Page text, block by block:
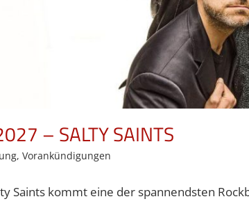
– SALTY SAINTS
,Vorankündigungen
Saints kommt eine der spannendsten